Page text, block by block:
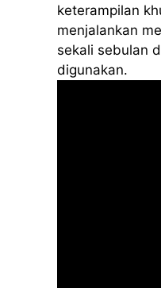
keterampilan
menjalankan
sekali sebulan
digunakan.